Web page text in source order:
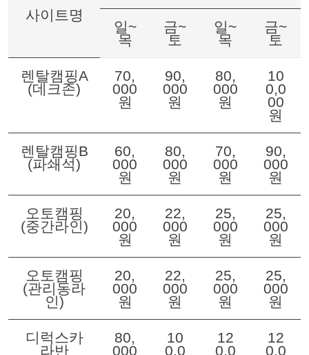
사이트명
일~
목
금~
토
일~
목
금~
토
렌탈캠핑A
(데크존)
70,
000
원
90,
000
원
80,
000
원
10
0,0
00
원
렌탈캠핑B
(파쇄석)
60,
000
원
80,
000
원
70,
000
원
90,
000
원
오토캠핑
(중간라인)
20,
000
원
22,
000
원
25,
000
원
25,
000
원
오토캠핑
(관리동라
인)
20,
000
원
22,
000
원
25,
000
원
25,
000
원
디럭스카
라반
80,
000
10
0,0
12
0,0
12
0,0